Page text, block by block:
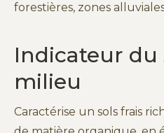
forestières, zones
Indicateur du
milieu
Caractérise un sols frais